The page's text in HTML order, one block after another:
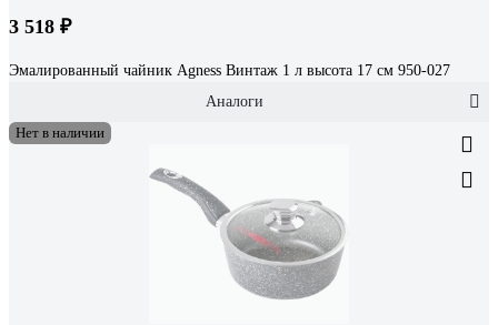
3 518 ₽
Эмалированный чайник Agness Винтаж 1 л высота 17 см 950-027
Аналоги
Нет в наличии